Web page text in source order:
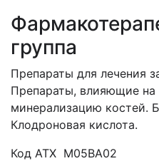
группа
Препараты для лечения
Препараты, влияющие на
минерализацию костей.
Клодроновая кислота.
Код АТХ М05ВА02